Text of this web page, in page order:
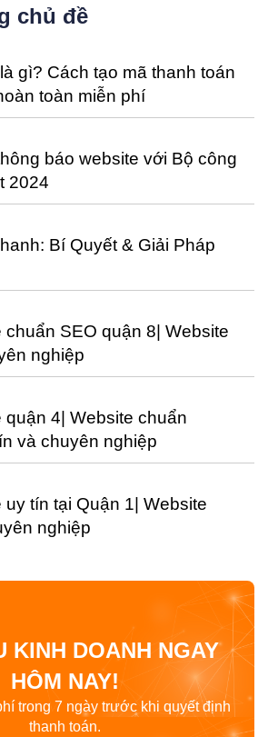
chủ đề
gì? Cách tạo mã thanh toán
toàn miễn phí
báo website với Bộ công
2024
Bí Quyết & Giải Pháp
chuẩn SEO quận 8| Website
nghiệp
quận 4| Website chuẩn
và chuyên nghiệp
tín tại Quận 1| Website
nghiệp
KINH DOANH NGAY
HÔM NAY!
trong 7 ngày trước khi quyết định
thanh toán.